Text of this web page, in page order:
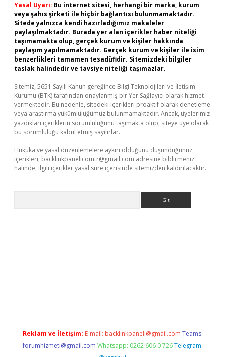
Yasal Uyarı: Bu internet sitesi, herhangi bir marka, kurum
veya şahıs şirketi ile hiçbir bağlantısı bulunmamaktadır.
Sitede yalnızca kendi hazırladığımız makaleler
paylaşılmaktadır. Burada yer alan içerikler haber niteliği
taşımamakta olup, gerçek kurum ve kişiler hakkında
paylaşım yapılmamaktadır. Gerçek kurum ve kişiler ile isim
benzerlikleri tamamen tesadüfidir. Sitemizdeki bilgiler
taslak halindedir ve tavsiye niteliği taşımazlar.
Sitemiz, 5651 Sayılı Kanun gereğince Bilgi Teknolojileri ve İletişim
Kurumu (BTK) tarafından onaylanmış bir Yer Sağlayıcı olarak hizmet
vermektedir. Bu nedenle, sitedeki içerikleri proaktif olarak denetleme
veya araştırma yükümlülüğümüz bulunmamaktadır. Ancak, üyelerimiz
yazdıkları içeriklerin sorumluluğunu taşımakta olup, siteye üye olarak
bu sorumluluğu kabul etmiş sayılırlar.
Hukuka ve yasal düzenlemelere aykırı olduğunu düşündüğünüz
içerikleri, backlinkpanelicomtr@gmail.com adresine bildirmeniz
halinde, ilgili içerikler yasal süre içerisinde sitemizden kaldırılacaktır.
Reklam ve İletişim: E-mail: backlinkpaneli@gmail.com Teams:
forumhizmeti@gmail.com Whatsapp: 0262 606 0 726 Telegram: